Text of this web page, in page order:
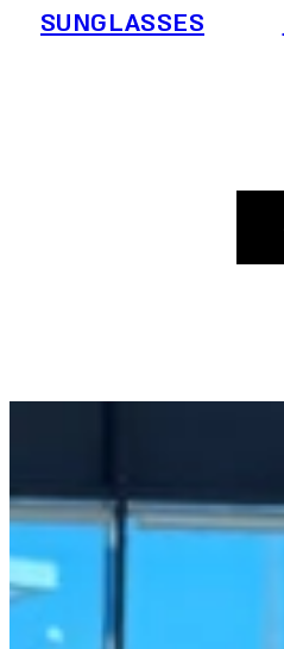
SUNGLASSES